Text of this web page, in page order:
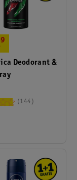
Deodorant &
144